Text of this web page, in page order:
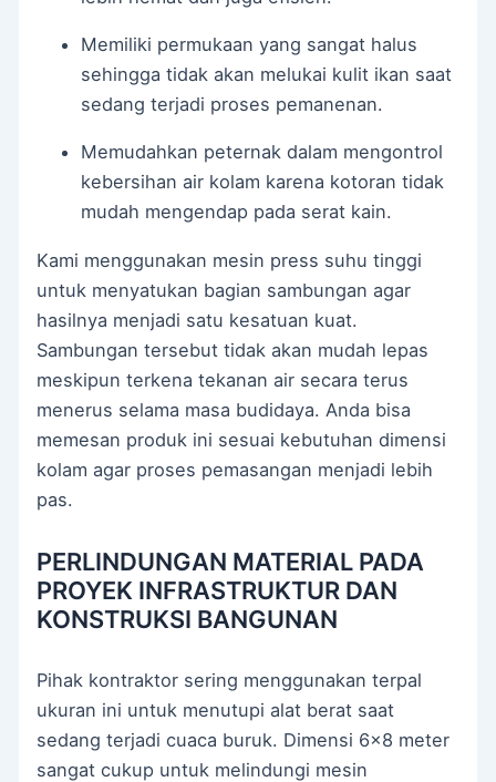
Memiliki permukaan yang sangat halus
sehingga tidak akan melukai kulit ikan saat
sedang terjadi proses pemanenan.
Memudahkan peternak dalam mengontrol
kebersihan air kolam karena kotoran tidak
mudah mengendap pada serat kain.
Kami menggunakan mesin press suhu tinggi
untuk menyatukan bagian sambungan agar
hasilnya menjadi satu kesatuan kuat.
Sambungan tersebut tidak akan mudah lepas
meskipun terkena tekanan air secara terus
menerus selama masa budidaya. Anda bisa
memesan produk ini sesuai kebutuhan dimensi
kolam agar proses pemasangan menjadi lebih
pas.
PERLINDUNGAN MATERIAL PADA
PROYEK INFRASTRUKTUR DAN
KONSTRUKSI BANGUNAN
Pihak kontraktor sering menggunakan terpal
ukuran ini untuk menutupi alat berat saat
sedang terjadi cuaca buruk. Dimensi 6×8 meter
sangat cukup untuk melindungi mesin